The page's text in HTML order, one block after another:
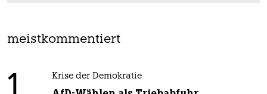
meistkommentiert
Krise der Demokratie